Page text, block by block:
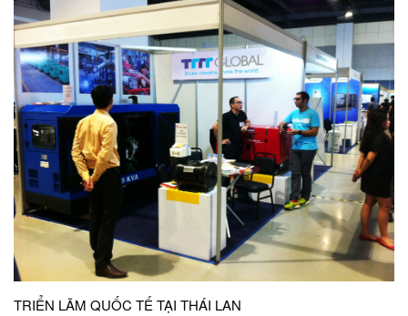
TRIỂN LÃM QUỐC TẾ TẠI THÁI LAN